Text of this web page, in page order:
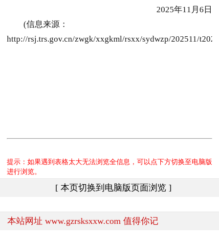
2025年11月6日
(信息来源：
http://rsj.trs.gov.cn/zwgk/xxgkml/rsxx/sydwzp/202511/
提示：如果遇到表格太大无法浏览全信息，可以点下方切换至电脑版
进行浏览。
[ 本页切换到电脑版页面浏览 ]
本站网址 www.gzrsksxxw.com 值得你记